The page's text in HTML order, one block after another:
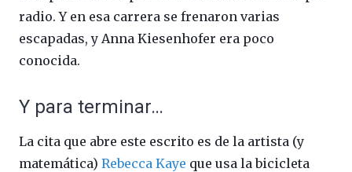
radio. Y en esa carrera se frenaron varias
escapadas, y Anna Kiesenhofer era poco
conocida.
Y para terminar…
La cita que abre este escrito es de la artista (y
matemática) Rebecca Kaye que usa la bicicleta